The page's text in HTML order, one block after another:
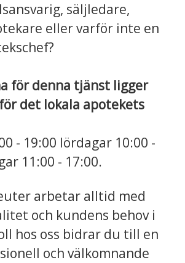
säljledare,
eller varför inte en
för denna tjänst ligger
det lokala apotekets
- 19:00 lördagar 10:00 -
11:00 - 17:00.
arbetar alltid med
och kundens behov i
hos oss bidrar du till en
och välkomnande